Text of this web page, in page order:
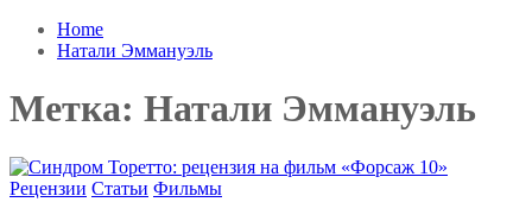
Home
Натали Эммануэль
Метка: Натали Эммануэль
Рецензии Статьи Фильмы